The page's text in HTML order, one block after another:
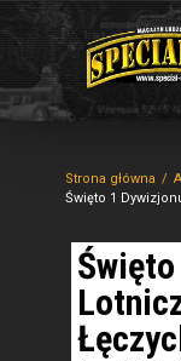
Strona główna
Święto 1